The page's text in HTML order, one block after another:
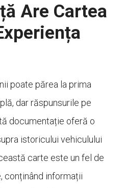
Are Cartea
poate părea la prima
dar răspunsurile pe
documentație oferă o
istoricului vehiculului
carte este un fel de
conținând informații